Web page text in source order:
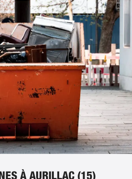
À AURILLAC (15)